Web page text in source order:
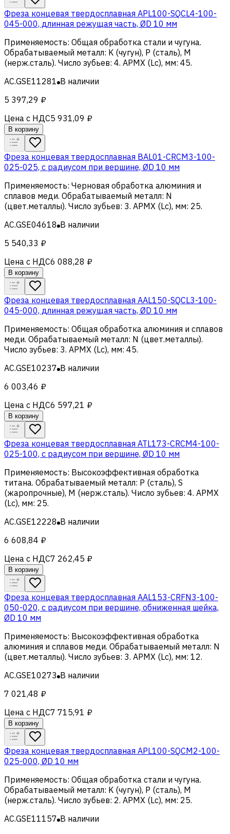
Фреза концевая твердосплавная APL100-SQCL4-100-
045-000, длинная режущая часть, ØD 10 мм
Применяемость: Общая обработка стали и чугуна.
Обрабатываемый металл: K (чугун), Р (сталь), M
(нерж.сталь). Число зубьев: 4. APMX (Lc), мм: 45.
AC.GSE11281 В наличии
5 397,29 ₽
Цена с НДС5 931,09 ₽
В корзину
Фреза концевая твердосплавная BAL01-CRCM3-100-
025-025, с радиусом при вершине, ØD 10 мм
Применяемость: Черновая обработка алюминия и
сплавов меди. Обрабатываемый металл: N
(цвет.металлы). Число зубьев: 3. APMX (Lc), мм: 25.
AC.GSE04618 В наличии
5 540,33 ₽
Цена с НДС6 088,28 ₽
В корзину
Фреза концевая твердосплавная AAL150-SQCL3-100-
045-000, длинная режущая часть, ØD 10 мм
Применяемость: Общая обработка алюминия и сплавов
меди. Обрабатываемый металл: N (цвет.металлы).
Число зубьев: 3. APMX (Lc), мм: 45.
AC.GSE10237 В наличии
6 003,46 ₽
Цена с НДС6 597,21 ₽
В корзину
Фреза концевая твердосплавная ATL173-CRCM4-100-
025-100, с радиусом при вершине, ØD 10 мм
Применяемость: Высокоэффективная обработка
титана. Обрабатываемый металл: Р (сталь), S
(жаропрочные), M (нерж.сталь). Число зубьев: 4. APMX
(Lc), мм: 25.
AC.GSE12228 В наличии
6 608,84 ₽
Цена с НДС7 262,45 ₽
В корзину
Фреза концевая твердосплавная AAL153-CRFN3-100-
050-020, с радиусом при вершине, обниженная шейка,
ØD 10 мм
Применяемость: Высокоэффективная обработка
алюминия и сплавов меди. Обрабатываемый металл: N
(цвет.металлы). Число зубьев: 3. APMX (Lc), мм: 12.
AC.GSE10273 В наличии
7 021,48 ₽
Цена с НДС7 715,91 ₽
В корзину
Фреза концевая твердосплавная APL100-SQCM2-100-
025-000, ØD 10 мм
Применяемость: Общая обработка стали и чугуна.
Обрабатываемый металл: K (чугун), Р (сталь), M
(нерж.сталь). Число зубьев: 2. APMX (Lc), мм: 25.
AC.GSE11157 В наличии